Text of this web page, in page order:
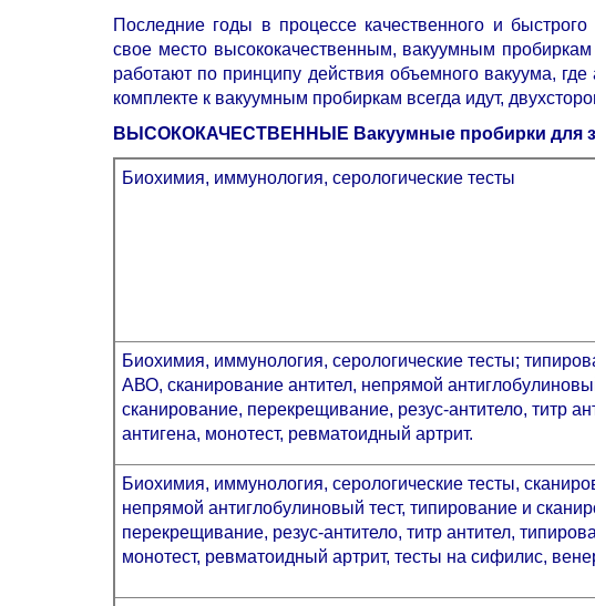
Последние годы в процессе качественного и
свое место высококачественным, вакуумным
работают по принципу действия объемного вакуума,
комплекте к вакуумным пробиркам всегда идут,
ВЫСОКОКАЧЕСТВЕННЫЕ Вакуумные пробирки для
Биохимия, иммунология, серологические тесты
Биохимия, иммунология, серологические тесты;
АВО, сканирование антител, непрямой
сканирование, перекрещивание, резус-антитело, титр
антигена, монотест, ревматоидный артрит.
Биохимия, иммунология, серологические тесты,
непрямой антиглобулиновый тест, типирование и
перекрещивание, резус-антитело, титр антител,
монотест, ревматоидный артрит, тесты на сифилис,